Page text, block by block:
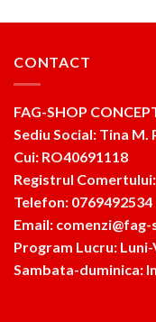
CONTACT
FAG-SHOP
Sediu Social: Tina M.
Cui: RO40691118
Registrul
Telefon: 0769492534
Email:
Program Lucru:
Sambata-duminica: